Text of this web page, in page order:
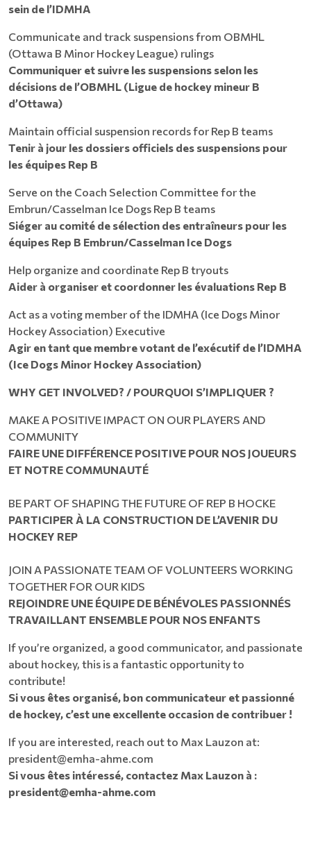
sein de l’IDMHA
Communicate and track suspensions from OBMHL
(Ottawa B Minor Hockey League) rulings
Communiquer et suivre les suspensions selon les
décisions de l’OBMHL (Ligue de hockey mineur B
d’Ottawa)
Maintain official suspension records for Rep B teams
Tenir à jour les dossiers officiels des suspensions pour
les équipes Rep B
Serve on the Coach Selection Committee for the
Embrun/Casselman Ice Dogs Rep B teams
Siéger au comité de sélection des entraîneurs pour les
équipes Rep B Embrun/Casselman Ice Dogs
Help organize and coordinate Rep B tryouts
Aider à organiser et coordonner les évaluations Rep B
Act as a voting member of the IDMHA (Ice Dogs Minor
Hockey Association) Executive
Agir en tant que membre votant de l’exécutif de l’IDMHA
(Ice Dogs Minor Hockey Association)
WHY GET INVOLVED? / POURQUOI S’IMPLIQUER ?
MAKE A POSITIVE IMPACT ON OUR PLAYERS AND
COMMUNITY
FAIRE UNE DIFFÉRENCE POSITIVE POUR NOS JOUEURS
ET NOTRE COMMUNAUTÉ
BE PART OF SHAPING THE FUTURE OF REP B HOCKE
PARTICIPER À LA CONSTRUCTION DE L’AVENIR DU
HOCKEY REP
JOIN A PASSIONATE TEAM OF VOLUNTEERS WORKING
TOGETHER FOR OUR KIDS​​​​​​​​​​​​​​
REJOINDRE UNE ÉQUIPE DE BÉNÉVOLES PASSIONNÉS
TRAVAILLANT ENSEMBLE POUR NOS ENFANTS
If you’re organized, a good communicator, and passionate
about hockey, this is a fantastic opportunity to
contribute!
Si vous êtes organisé, bon communicateur et passionné
de hockey, c’est une excellente occasion de contribuer !
If you are interested, reach out to Max Lauzon at:
president@emha-ahme.com
Si vous êtes intéressé, contactez Max Lauzon à :
president@emha-ahme.com